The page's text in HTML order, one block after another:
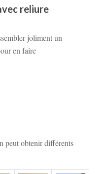
reliure
joliment un
en faire
peut obtenir différents